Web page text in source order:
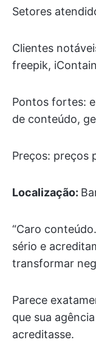
Setores
Clientes
freepik,
Pontos fortes:
de conteúdo,
Preços: preços
Localização:
“Caro
sério e
transformar
Parece
que sua
acreditasse.